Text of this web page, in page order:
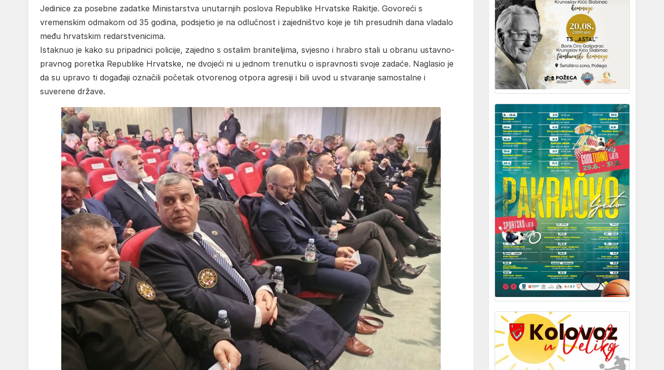
Jedinice za posebne zadatke Ministarstva unutarnjih poslova Republike Hrvatske Rakitje. Govoreći s
vremenskim odmakom od 35 godina, podsjetio je na odlučnost i zajedništvo koje je tih presudnih dana vladalo
među hrvatskim redarstvenicima.
Istaknuo je kako su pripadnici policije, zajedno s ostalim braniteljima, svjesno i hrabro stali u obranu ustavno-
pravnog poretka Republike Hrvatske, ne dvojeći ni u jednom trenutku o ispravnosti svoje zadaće. Naglasio je
da su upravo ti događaji označili početak otvorenog otpora agresiji i bili uvod u stvaranje samostalne i
suverene države.